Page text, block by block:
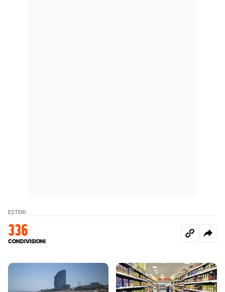
ESTERI
336
CONDIVISIONI